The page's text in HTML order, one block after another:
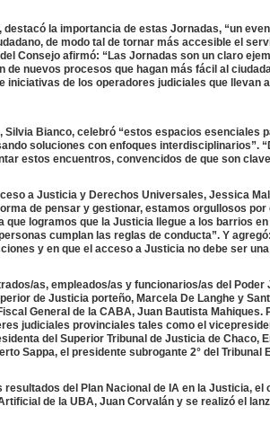
la importancia de estas Jornadas, “un
de modo tal de tornar más accesible el
Consejo afirmó: “Las Jornadas son un claro
de nuevos procesos que hagan más fácil al
iniciativas de los operadores judiciales que llevan
Bianco, celebró “estos espacios esenciales
soluciones con enfoques interdisciplinarios”.
estos encuentros, convencidos de que son
a Justicia y Derechos Universales, Jessica
de pensar y gestionar, estamos orgullosos
logramos que la Justicia llegue a los barrios
cumplan las reglas de conducta”. Y
y en que el acceso a Justicia no debe ser
as, empleados/as y funcionarios/as del Poder
de Justicia porteño, Marcela De Langhe y
General de la CABA, Juan Bautista Mahiques.
judiciales provinciales tales como el
del Superior Tribunal de Justicia de Chaco,
Sappa, el presidente subrogante 2° del Tribunal
del Plan Nacional de IA en la Justicia, el
de la UBA, Juan Corvalán y se realizó el